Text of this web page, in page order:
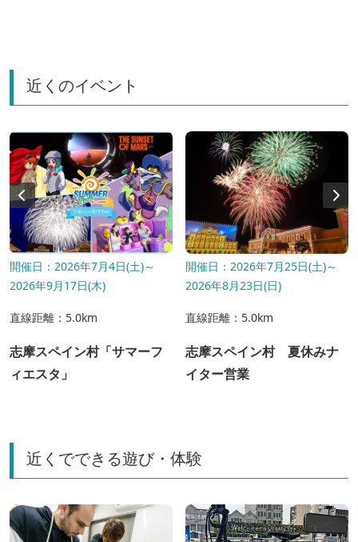
近くのイベント
開催日：2026年7月4日(土)～
2026年9月17日(木)
直線距離：5.0km
志摩スペイン村「サマーフ
ィエスタ」
開催日：2026年7月25日(土)～
2026年8月23日(日)
直線距離：5.0km
志摩スペイン村 夏休みナ
イター営業
近くでできる遊び・体験